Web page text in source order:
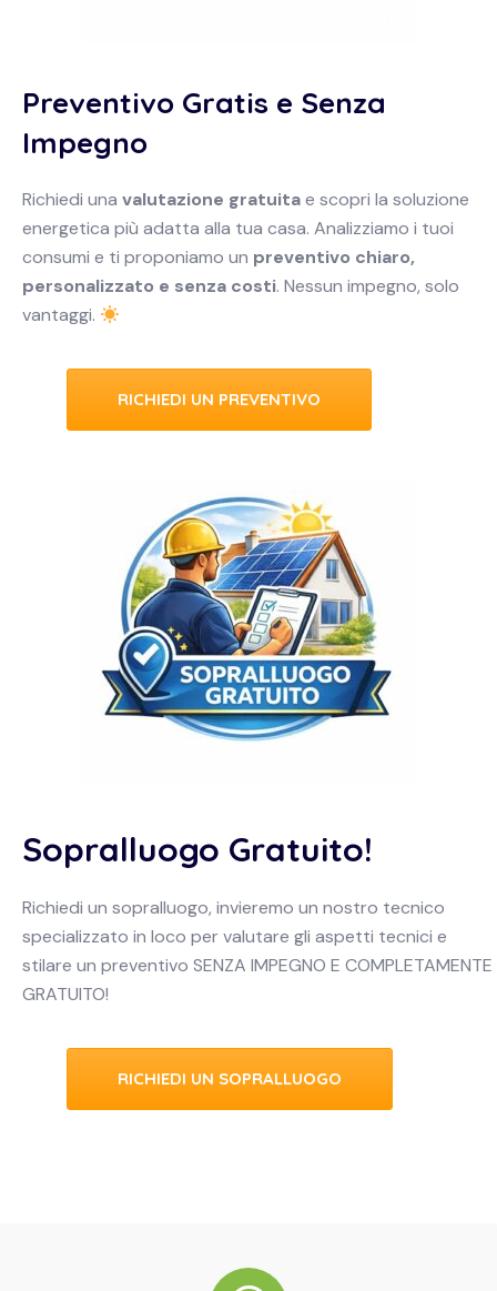
Preventivo Gratis e Senza
Impegno
Richiedi una valutazione gratuitae scopri la soluzione
energetica più adatta alla tua casa. Analizziamo i tuoi
consumi e ti proponiamo un preventivo chiaro,
personalizzato e senza costi. Nessun impegno, solo
vantaggi.
RICHIEDI UN PREVENTIVO
Sopralluogo Gratuito!
Richiedi un sopralluogo, invieremo un nostro tecnico
specializzato in loco per valutare gli aspetti tecnici e
stilare un preventivo SENZA IMPEGNO E COMPLETAMENTE
GRATUITO!
RICHIEDI UN SOPRALLUOGO